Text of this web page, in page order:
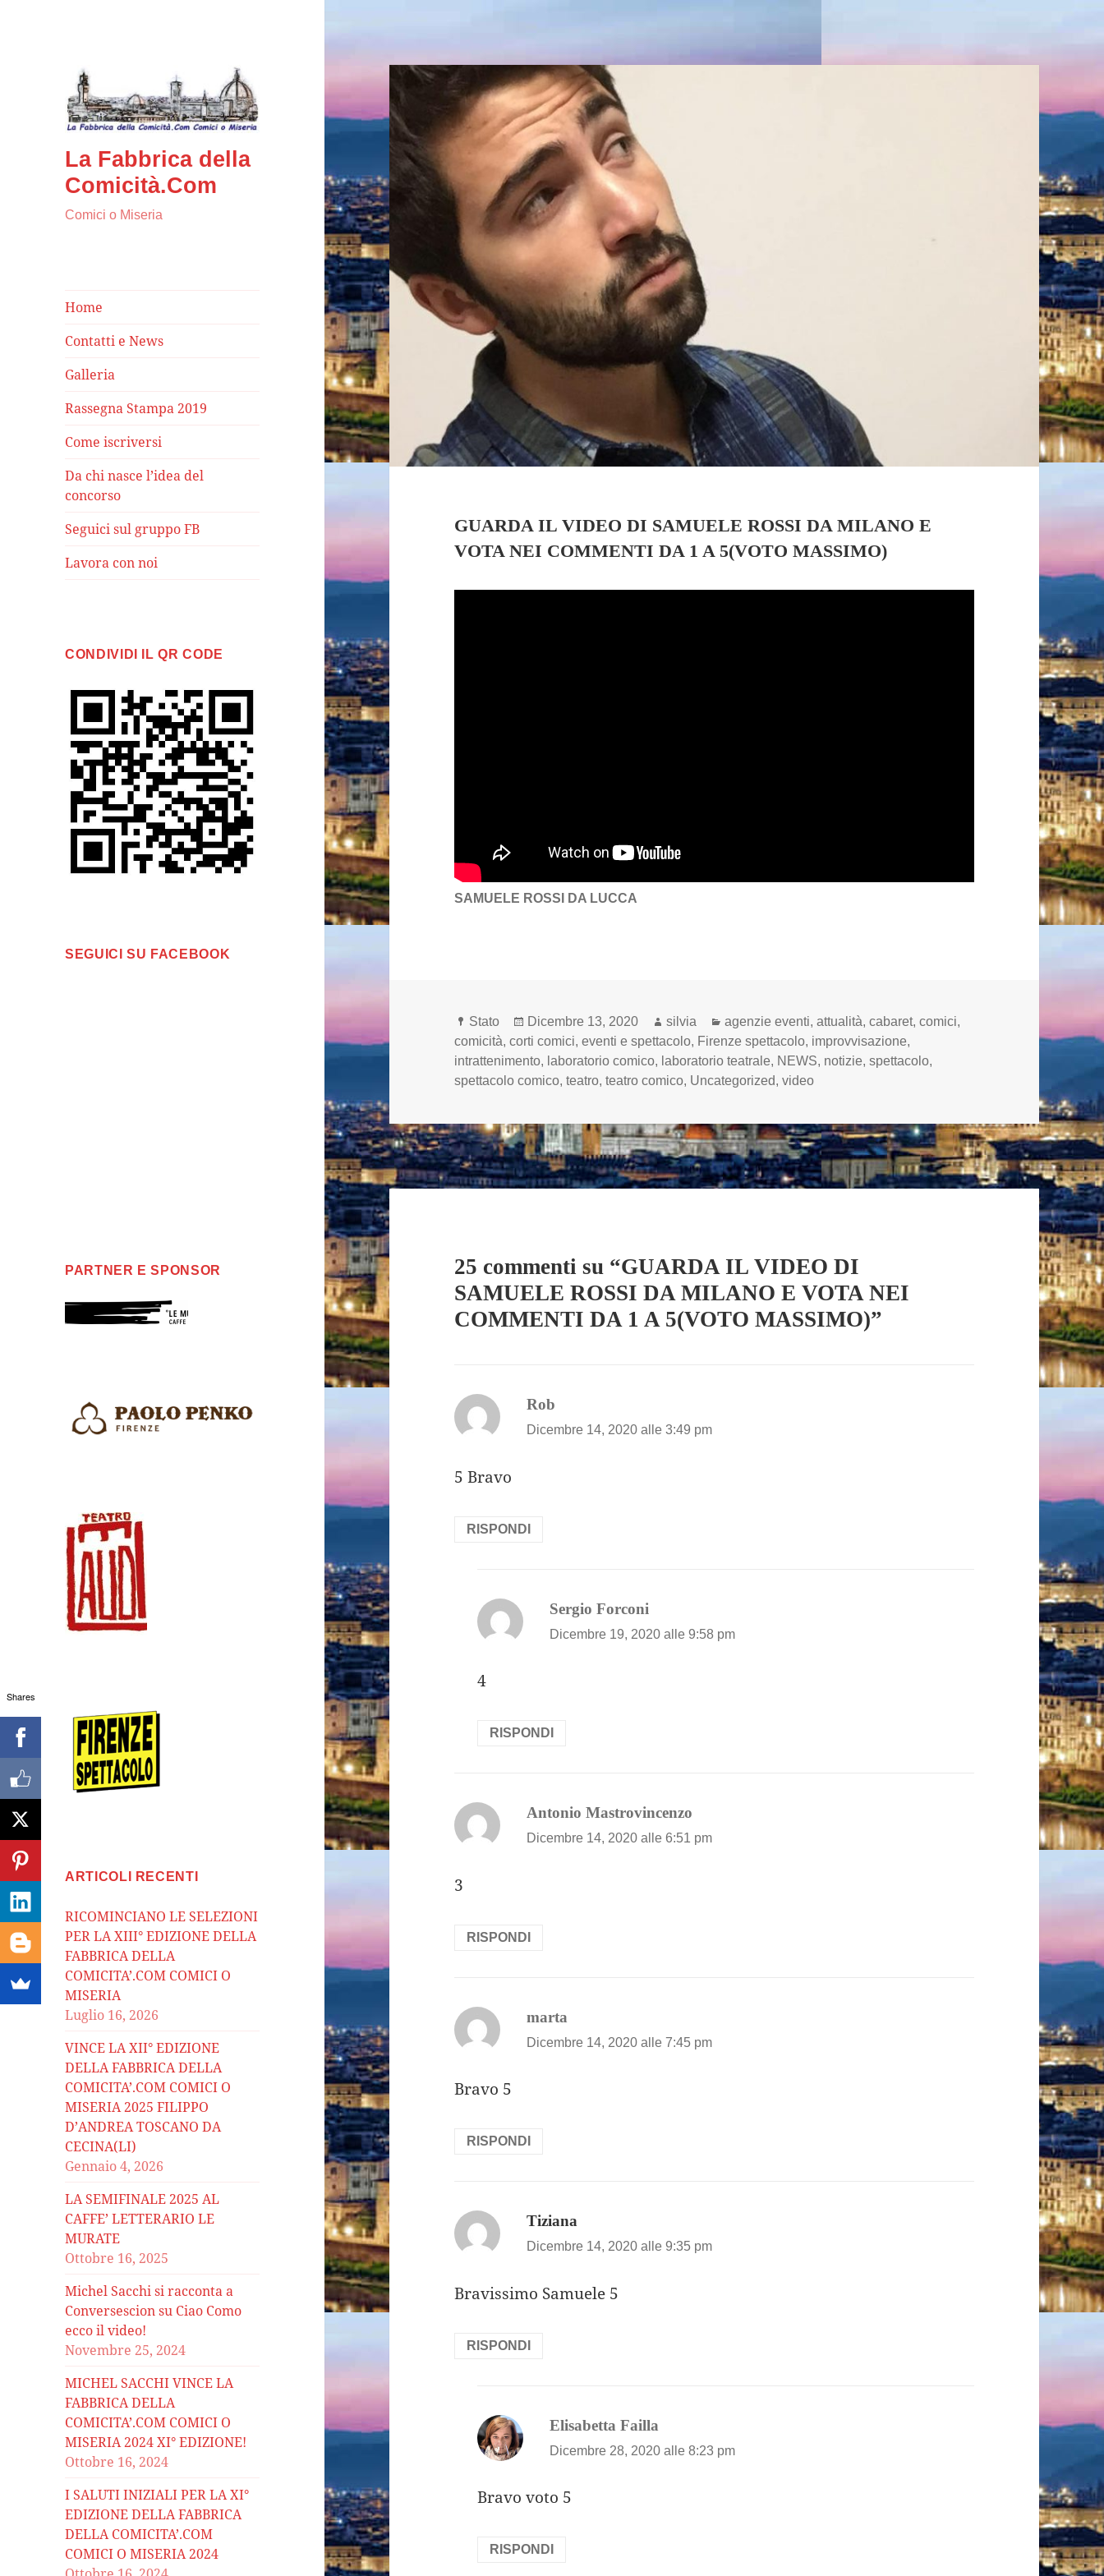
La Fabbrica della
Comicità.Com
Comici o Miseria
Home
Contatti e News
Galleria
Rassegna Stampa 2019
Come iscriversi
Da chi nasce l’idea del
concorso
Seguici sul gruppo FB
Lavora con noi
CONDIVIDI IL QR CODE
SEGUICI SU FACEBOOK
PARTNER E SPONSOR
ARTICOLI RECENTI
RICOMINCIANO LE SELEZIONI
PER LA XIII° EDIZIONE DELLA
FABBRICA DELLA
COMICITA’.COM COMICI O
MISERIA
Luglio 16, 2026
VINCE LA XII° EDIZIONE
DELLA FABBRICA DELLA
COMICITA’.COM COMICI O
MISERIA 2025 FILIPPO
D’ANDREA TOSCANO DA
CECINA(LI)
Gennaio 4, 2026
LA SEMIFINALE 2025 AL
CAFFE’ LETTERARIO LE
MURATE
Ottobre 16, 2025
Michel Sacchi si racconta a
Conversescion su Ciao Como
ecco il video!
Novembre 25, 2024
MICHEL SACCHI VINCE LA
FABBRICA DELLA
COMICITA’.COM COMICI O
MISERIA 2024 XI° EDIZIONE!
Ottobre 16, 2024
I SALUTI INIZIALI PER LA XI°
EDIZIONE DELLA FABBRICA
DELLA COMICITA’.COM
COMICI O MISERIA 2024
GUARDA IL VIDEO DI SAMUELE ROSSI DA MILANO E
VOTA NEI COMMENTI DA 1 A 5(VOTO MASSIMO)
SAMUELE ROSSI DA LUCCA
Formato
Stato
Scritto
il
Dicembre 13, 2020 Autore
silvia Categorie
agenzie eventi,attualità,cabaret,comici,
comicità,corti comici,eventi e spettacolo, Firenze spettacolo, improvvisazione,
intrattenimento, laboratorio comico, laboratorio teatrale, NEWS, notizie,spettacolo,
spettacolo comico,teatro,teatro comico, Uncategorized,video
25 commenti su “GUARDA IL VIDEO DI
SAMUELE ROSSI DA MILANO E VOTA NEI
COMMENTI DA 1 A 5(VOTO MASSIMO)”
Rob
detto:
Dicembre 14, 2020 alle 3:49 pm
5 Bravo
RISPONDI
Sergio Forconi
detto:
Dicembre 19, 2020 alle 9:58 pm
4
RISPONDI
Antonio Mastrovincenzo
detto:
Dicembre 14, 2020 alle 6:51 pm
3
RISPONDI
marta
detto:
Dicembre 14, 2020 alle 7:45 pm
Bravo 5
RISPONDI
Tiziana
detto:
Dicembre 14, 2020 alle 9:35 pm
Bravissimo Samuele 5
RISPONDI
Elisabetta Failla
detto:
Dicembre 28, 2020 alle 8:23 pm
Bravo voto 5
RISPONDI
Shares